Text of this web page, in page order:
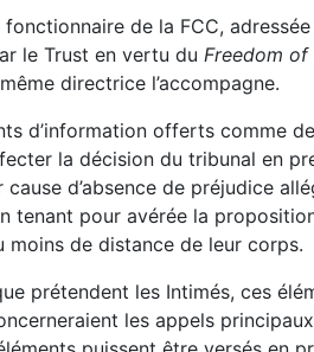
fonctionnaire de la FCC,
le Trust en vertu du Freedom
directrice l’accompagne.
d’information offerts comme
la décision du tribunal en
d’absence de préjudice
tenant pour avérée la
moins de distance de leur corps.
prétendent les Intimés, ces
les appels